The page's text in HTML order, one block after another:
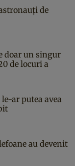
de
doar un singur
de locuri a
ar putea avea
au devenit